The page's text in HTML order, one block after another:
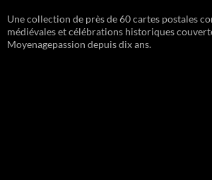
Une collection de près de 60 cartes postales
médiévales et célébrations historiques
Moyenagepassion depuis dix ans.